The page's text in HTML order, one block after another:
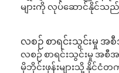
များကို လုပ်ဆောင်နိုင်သည်
လစဉ် စာရင်းသွင်းမှု အစီ
လစဉ် စာရင်းသွင်းမှု အစီအ
မိုဘိုင်းဖုန်းများသို့ နိုင်ငံတက